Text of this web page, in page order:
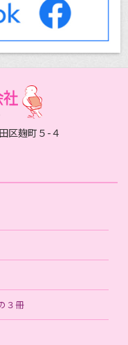
区麹町５-４
３冊